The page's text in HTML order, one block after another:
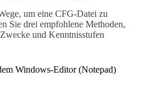
um eine CFG-Datei zu
Sie drei empfohlene Methoden,
und Kenntnisstufen
Windows-Editor (Notepad)